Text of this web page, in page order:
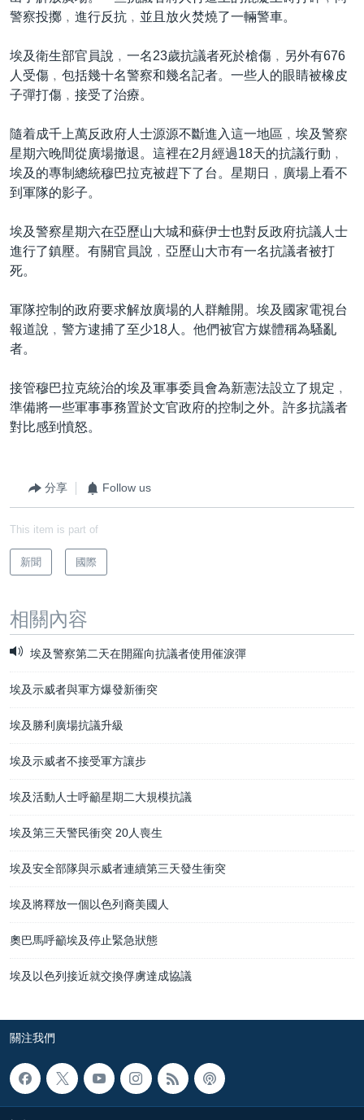
警察投擲﹐進行反抗﹐並且放火焚燒了一輛警車。
埃及衛生部官員說﹐一名23歲抗議者死於槍傷﹐另外有676
人受傷﹐包括幾十名警察和幾名記者。一些人的眼睛被橡皮
子彈打傷﹐接受了治療。
隨着成千上萬反政府人士源源不斷進入這一地區﹐埃及警察
星期六晚間從廣場撤退。這裡在2月經過18天的抗議行動﹐
埃及的專制總統穆巴拉克被趕下了台。星期日﹐廣場上看不
到軍隊的影子。
埃及警察星期六在亞歷山大城和蘇伊士也對反政府抗議人士
進行了鎮壓。有關官員說﹐亞歷山大市有一名抗議者被打
死。
軍隊控制的政府要求解放廣場的人群離開。埃及國家電視台
報道說﹐警方逮捕了至少18人。他們被官方媒體稱為騷亂
者。
接管穆巴拉克統治的埃及軍事委員會為新憲法設立了規定﹐
準備將一些軍事事務置於文官政府的控制之外。許多抗議者
對比感到憤怒。
分享 Follow us
This item is part of
新聞 國際
相關內容
埃及警察第二天在開羅向抗議者使用催淚彈
埃及示威者與軍方爆發新衝突
埃及勝利廣場抗議升級
埃及示威者不接受軍方讓步
埃及活動人士呼籲星期二大規模抗議
埃及第三天警民衝突 20人喪生
埃及安全部隊與示威者連續第三天發生衝突
埃及將釋放一個以色列裔美國人
奧巴馬呼籲埃及停止緊急狀態
埃及以色列接近就交換俘虜達成協議
關注我們